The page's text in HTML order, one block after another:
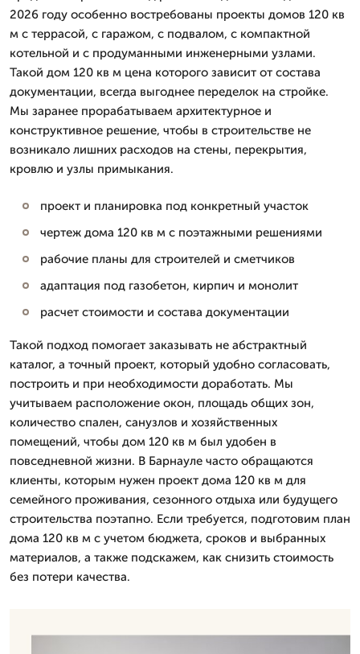
2026 году особенно востребованы проекты домов 120 кв
м с террасой, с гаражом, с подвалом, с компактной
котельной и с продуманными инженерными узлами.
Такой дом 120 кв м цена которого зависит от состава
документации, всегда выгоднее переделок на стройке.
Мы заранее прорабатываем архитектурное и
конструктивное решение, чтобы в строительстве не
возникало лишних расходов на стены, перекрытия,
кровлю и узлы примыкания.
проект и планировка под конкретный участок
чертеж дома 120 кв м с поэтажными решениями
рабочие планы для строителей и сметчиков
адаптация под газобетон, кирпич и монолит
расчет стоимости и состава документации
Такой подход помогает заказывать не абстрактный
каталог, а точный проект, который удобно согласовать,
построить и при необходимости доработать. Мы
учитываем расположение окон, площадь общих зон,
количество спален, санузлов и хозяйственных
помещений, чтобы дом 120 кв м был удобен в
повседневной жизни. В Барнауле часто обращаются
клиенты, которым нужен проект дома 120 кв м для
семейного проживания, сезонного отдыха или будущего
строительства поэтапно. Если требуется, подготовим план
дома 120 кв м с учетом бюджета, сроков и выбранных
материалов, а также подскажем, как снизить стоимость
без потери качества.